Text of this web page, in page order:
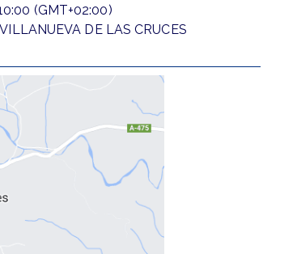
(GMT+02:00)
DE LAS CRUCES